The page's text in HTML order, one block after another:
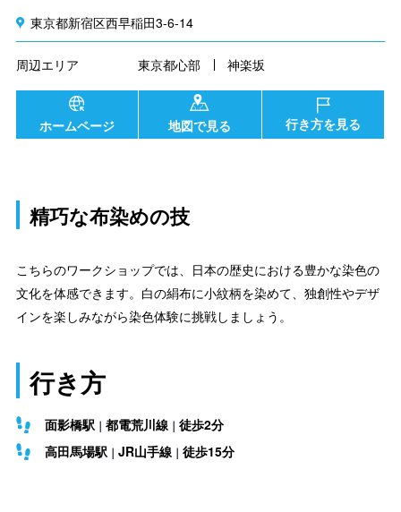
東京都新宿区西早稲田3-6-14
周辺エリア 東京都心部 神楽坂
ホームページ 地図で見る 行き方を見る
精巧な布染めの技
こちらのワークショップでは、日本の歴史における豊かな染色の
文化を体感できます。白の絹布に小紋柄を染めて、独創性やデザ
インを楽しみながら染色体験に挑戦しましょう。
行き方
面影橋駅 都電荒川線 徒歩2分
高田馬場駅 JR山手線 徒歩15分